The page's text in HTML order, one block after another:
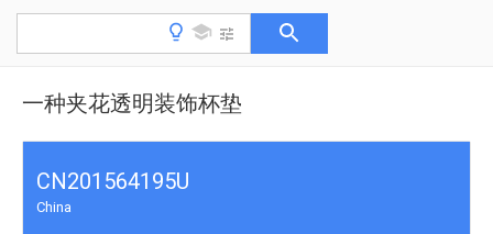
一种夹花透明装饰杯垫
CN201564195U
China